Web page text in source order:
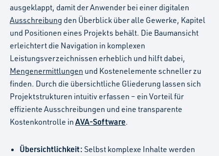
ausgeklappt, damit der Anwender bei einer digitalen
Ausschreibung den Überblick über alle Gewerke, Kapitel
und Positionen eines Projekts behält. Die Baumansicht
erleichtert die Navigation in komplexen
Leistungsverzeichnissen erheblich und hilft dabei,
Mengenermittlungen und Kostenelemente schneller zu
finden. Durch die übersichtliche Gliederung lassen sich
Projektstrukturen intuitiv erfassen – ein Vorteil für
effiziente Ausschreibungen und eine transparente
Kostenkontrolle in AVA-Software.
Übersichtlichkeit: Selbst komplexe Inhalte werden